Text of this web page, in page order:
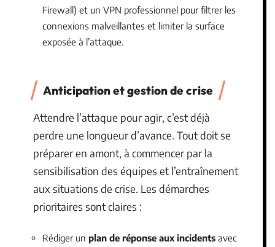
Firewall) et un VPN professionnel pour filtrer les
connexions malveillantes et limiter la surface
exposée à l’attaque.
Anticipation et gestion de crise
Attendre l’attaque pour agir, c’est déjà
perdre une longueur d’avance. Tout doit se
préparer en amont, à commencer par la
sensibilisation des équipes et l’entraînement
aux situations de crise. Les démarches
prioritaires sont claires :
Rédiger un plan de réponse aux incidents avec